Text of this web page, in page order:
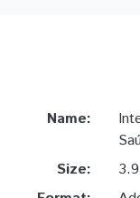
Name:
Size: